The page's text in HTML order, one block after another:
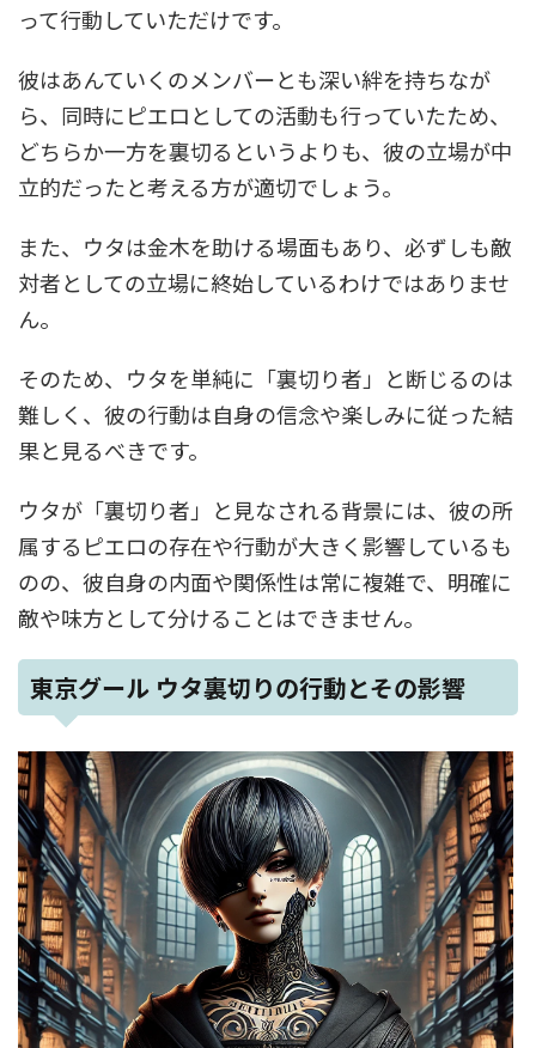
って行動していただけです。
彼はあんていくのメンバーとも深い絆を持ちなが
ら、同時にピエロとしての活動も行っていたため、
どちらか一方を裏切るというよりも、彼の立場が中
立的だったと考える方が適切でしょう。
また、ウタは金木を助ける場面もあり、必ずしも敵
対者としての立場に終始しているわけではありませ
ん。
そのため、ウタを単純に「裏切り者」と断じるのは
難しく、彼の行動は自身の信念や楽しみに従った結
果と見るべきです。
ウタが「裏切り者」と見なされる背景には、彼の所
属するピエロの存在や行動が大きく影響しているも
のの、彼自身の内面や関係性は常に複雑で、明確に
敵や味方として分けることはできません。
東京グール ウタ裏切りの行動とその影響